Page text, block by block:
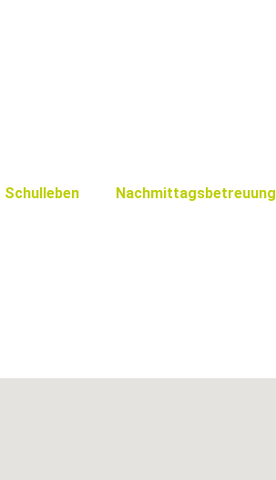
Schulleben Nachmittagsbetreuung